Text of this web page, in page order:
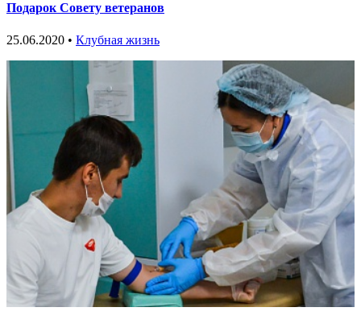
Подарок Совету ветеранов
25.06.2020 • Клубная жизнь